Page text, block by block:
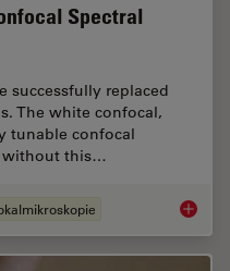
Spectral
successfully replaced
The white confocal,
tunable confocal
without this…